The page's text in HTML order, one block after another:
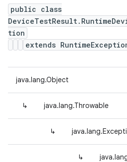
public class
tion
extends
java.lang.Object
↳ java.lang.Throwable
↳
↳